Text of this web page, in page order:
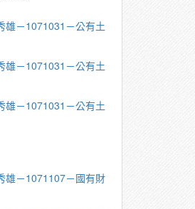
雄－1071031－公有土
雄－1071031－公有土
雄－1071031－公有土
雄－1071107－國有財